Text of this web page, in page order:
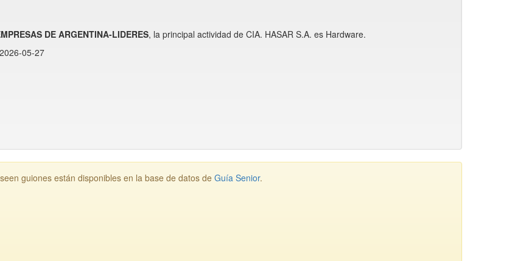
DE ARGENTINA-LIDERES, la principal actividad de CIA. HASAR S.A. es Hardware.
05-27
guiones están disponibles en la base de datos de Guía Senior.